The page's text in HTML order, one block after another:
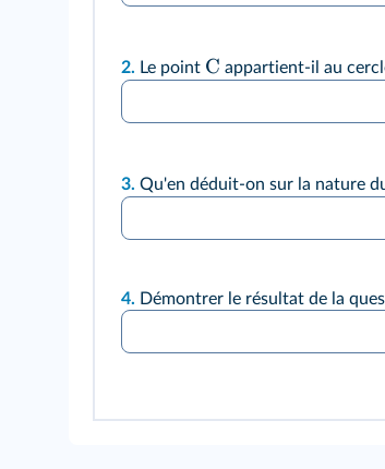
2. Le point C appartient-il au
3. Qu'en déduit-on sur la nature
4. Démontrer le résultat de la